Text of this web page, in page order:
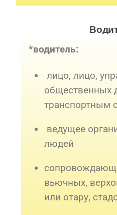
*водитель:
лицо, лицо,
общественных
транспортным
ведущее
людей
вьючных,
или отару,